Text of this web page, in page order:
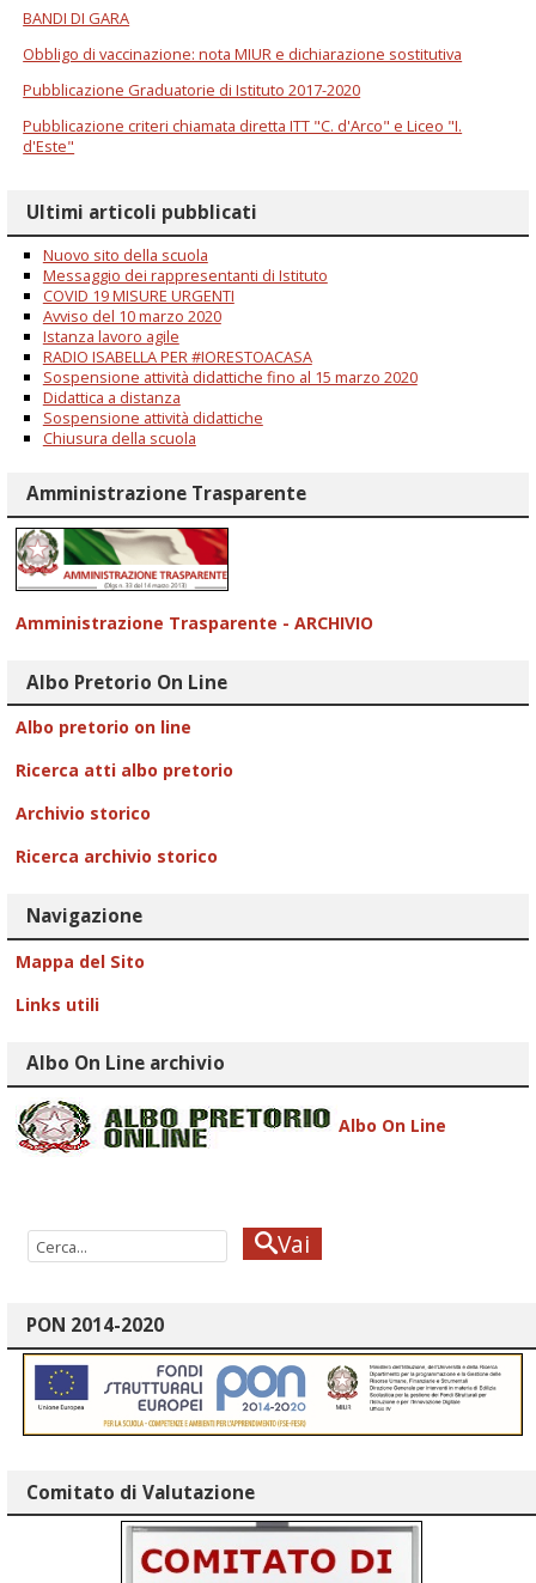
BANDI DI GARA
Obbligo di vaccinazione: nota MIUR e dichiarazione sostitutiva
Pubblicazione Graduatorie di Istituto 2017-2020
Pubblicazione criteri chiamata diretta ITT "C. d'Arco" e Liceo "I.
d'Este"
Ultimi articoli pubblicati
Nuovo sito della scuola
Messaggio dei rappresentanti di Istituto
COVID 19 MISURE URGENTI
Avviso del 10 marzo 2020
Istanza lavoro agile
RADIO ISABELLA PER #IORESTOACASA
Sospensione attività didattiche fino al 15 marzo 2020
Didattica a distanza
Sospensione attività didattiche
Chiusura della scuola
Amministrazione Trasparente
Amministrazione Trasparente - ARCHIVIO
Albo Pretorio On Line
Albo pretorio on line
Ricerca atti albo pretorio
Archivio storico
Ricerca archivio storico
Navigazione
Mappa del Sito
Links utili
Albo On Line archivio
Albo On Line
Vai
PON 2014-2020
Comitato di Valutazione